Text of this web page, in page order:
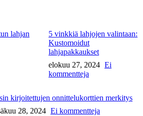
5 vinkkiä lahjojen valintaan:
Kustomoidut
lahjapakkaukset
elokuu 27, 2024 Ei
kommentteja
kirjoitettujen onnittelukorttien merkitys
28, 2024 Ei kommentteja